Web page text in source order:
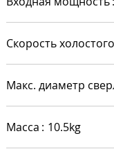
Скорость
Макс. диаметр
Масса 10.5kg